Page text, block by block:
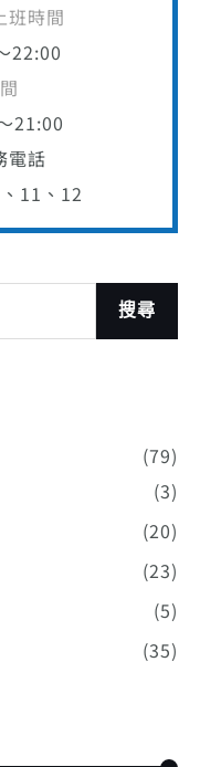
班時間
22:00
21:00
電話
11、12
搜尋
(79)
(3)
(20)
(23)
(5)
(35)